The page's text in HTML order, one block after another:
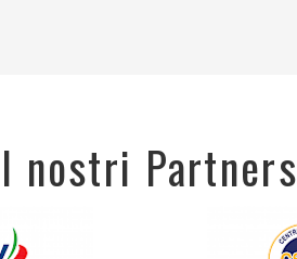
I nostri Partners